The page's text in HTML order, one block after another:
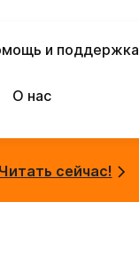
и поддержка
О нас
Читать сейчас!